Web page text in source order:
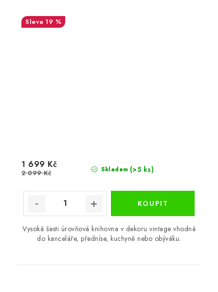
19 %
Skladem (>5 ks)
1 699 Kč
2 099 Kč
Vysoká šesti úrovňová knihovna v dekoru vintage vhodná
do kanceláře, předníse, kuchyně nebo obýváku.